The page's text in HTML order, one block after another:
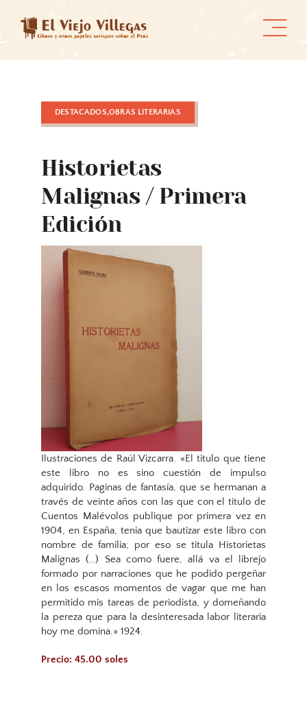
content
DESTACADOS,OBRAS LITERARIAS
Historietas
Malignas / Primera
Edición
Ilustraciones de Raúl Vizcarra. «El titulo que tiene
este libro no es sino cuestión de impulso
adquirido. Paginas de fantasía, que se hermanan a
través de veinte años con las que con el titulo de
Cuentos Malévolos publique por primera vez en
1904, en España, tenia que bautizar este libro con
nombre de familia; por eso se titula Historietas
Malignas (…) Sea como fuere, allá va el librejo
formado por narraciones que he podido pergeñar
en los escasos momentos de vagar que me han
permitido mis tareas de periodista, y domeñando
la pereza que para la desinteresada labor literaria
hoy me domina.» 1924.
Precio: 45.00 soles